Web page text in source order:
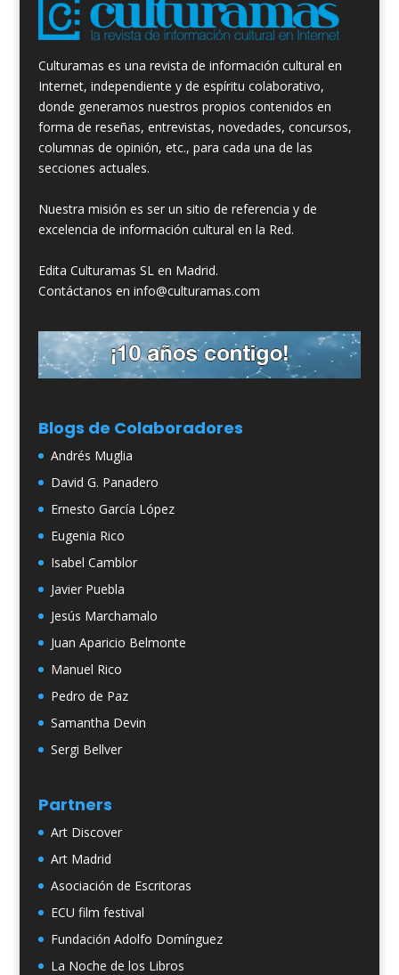
Culturamas es una revista de información cultural en
Internet, independiente y de espíritu colaborativo,
donde generamos nuestros propios contenidos en
forma de reseñas, entrevistas, novedades, concursos,
columnas de opinión, etc., para cada una de las
secciones actuales.
Nuestra misión es ser un sitio de referencia y de
excelencia de información cultural en la Red.
Edita Culturamas SL en Madrid.
Contáctanos en info@culturamas.com
Blogs de Colaboradores
Andrés Muglia
David G. Panadero
Ernesto García López
Eugenia Rico
Isabel Camblor
Javier Puebla
Jesús Marchamalo
Juan Aparicio Belmonte
Manuel Rico
Pedro de Paz
Samantha Devin
Sergi Bellver
Partners
Art Discover
Art Madrid
Asociación de Escritoras
ECU film festival
Fundación Adolfo Domínguez
La Noche de los Libros